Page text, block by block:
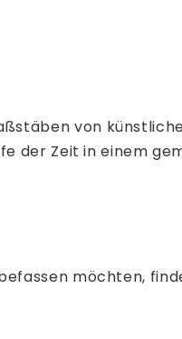
von
der Zeit in einem
möchten,